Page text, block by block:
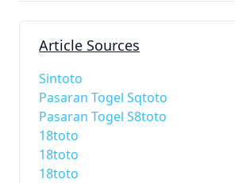
Article Sources
Sintoto
Pasaran Togel Sqtoto
Pasaran Togel S8toto
18toto
18toto
18toto